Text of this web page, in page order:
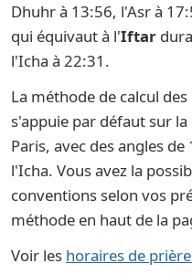
Dhuhr à 13:56, l'Asr à
qui équivaut à l'Iftar
l'Icha à 22:31.
La méthode de calcul
s'appuie par défaut sur
Paris, avec des angles
l'Icha. Vous avez la
conventions selon vos
méthode en haut de la
Voir les horaires de